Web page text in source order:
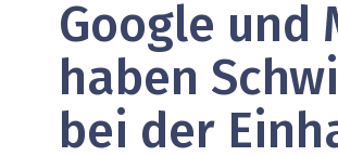
Studien
Meinungen
Hands-on
Best
SAP
Google und
haben
bei der